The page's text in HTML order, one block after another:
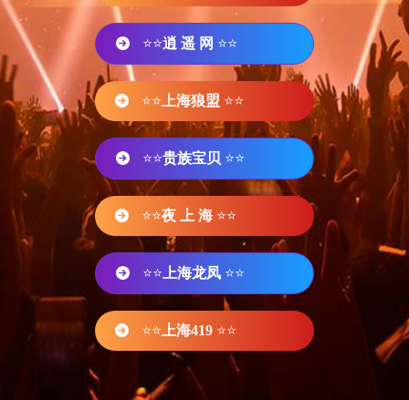
⭐⭐逍 遥 网 ⭐⭐
⭐⭐ 上海狼盟 ⭐⭐
⭐⭐贵族宝贝 ⭐⭐
⭐⭐夜 上 海 ⭐⭐
⭐⭐ 上海龙凤 ⭐⭐
⭐⭐ 上海419 ⭐⭐